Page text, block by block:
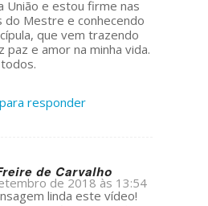
União e estou firme nas
do Mestre e conhecendo
que vem trazendo
paz e amor na minha vida.
responder
de Carvalho
de 2018 às 13:54
linda este vídeo!